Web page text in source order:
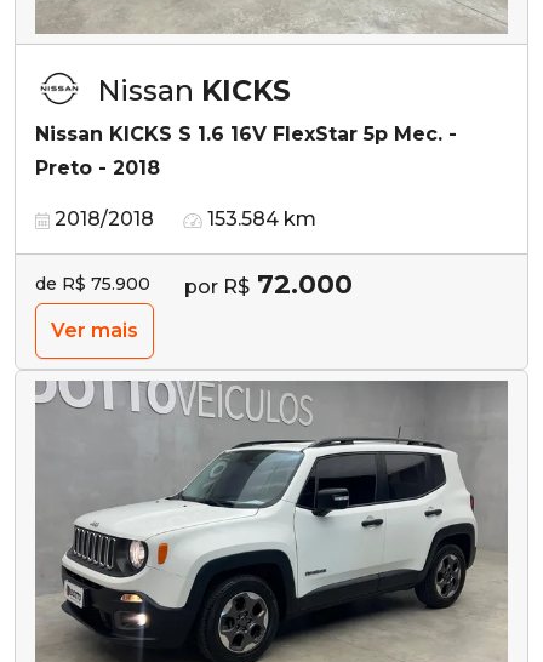
Nissan KICKS
Nissan KICKS S 1.6 16V FlexStar 5p Mec. -
Preto - 2018
2018/2018 153.584 km
de R$ 75.900 por R$ 72.000
Ver mais